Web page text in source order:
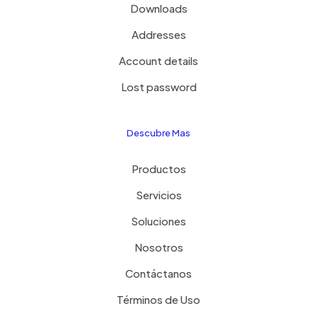
Downloads
Addresses
Account details
Lost password
Descubre Mas
Productos
Servicios
Soluciones
Nosotros
Contáctanos
Términos de Uso